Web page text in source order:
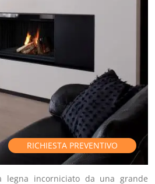
RICHIESTA PREVENTIVO
legna incorniciato da una grande